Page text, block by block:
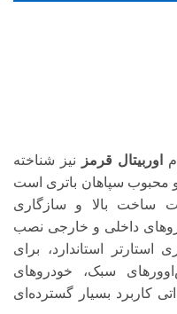
اوربیتال قرمز نیز شناخته
محبوب سپاهان باتری است
ساخت بالا و سازگاری
داخلی و خارجی نصب
استاندارد، برای
سبک، خودروهای
کاربرد بسیار گسترده‌ای